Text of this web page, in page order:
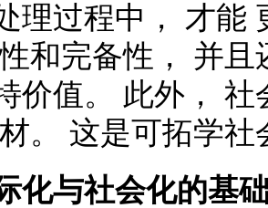
理过程中， 才能
和完备性， 并
价值。 此外，
。 这是可拓学
化与社会化的基